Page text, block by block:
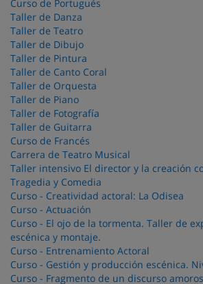
Curso de Portugués
Taller de Danza
Taller de Teatro
Taller de Dibujo
Taller de Pintura
Taller de Canto Coral
Taller de Orquesta
Taller de Piano
Taller de Fotografía
Taller de Guitarra
Curso de Francés
Carrera de Teatro Musical
Taller intensivo El director y la creación
Tragedia y Comedia
Curso - Creatividad actoral: La Odisea
Curso - Actuación
Curso - El ojo de la tormenta. Taller de
escénica y montaje.
Curso - Entrenamiento Actoral
Curso - Gestión y producción escénica.
Curso - Fragmento de un discurso